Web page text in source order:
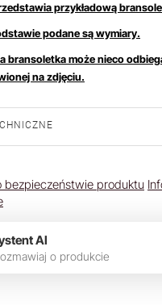
przykładową
podane są wymiary.
bransoletka może nieco
na zdjęciu.
bezpieczeństwie produktu
AI
ozmawiaj o produkcie